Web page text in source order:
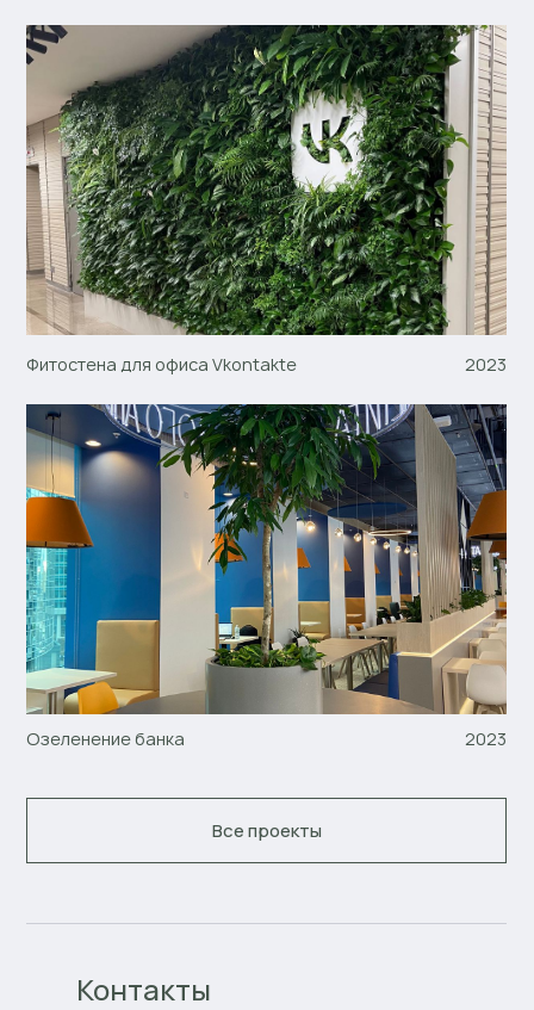
Все проекты
Фитостена для офиса Vkontakte 2023
Озеленение банка 2023
Контакты